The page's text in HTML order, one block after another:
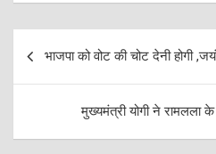
भाजपा को वोट की चोट देनी होगी
मुख्यमंत्री योगी ने रामलला